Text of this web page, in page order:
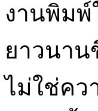
งานพิมพ์
ยาวนาน
ไม่ใช่คว